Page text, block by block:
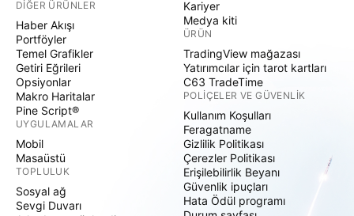
DIĞER ÜRÜNLER
Haber Akışı
Portföyler
Temel Grafikler
Getiri Eğrileri
Opsiyonlar
Makro Haritalar
Pine Script®
UYGULAMALAR
Mobil
Masaüstü
TOPLULUK
Sosyal ağ
Sevgi Duvarı
Kariyer
Medya kiti
ÜRÜN
TradingView mağazası
Yatırımcılar için tarot kartları
C63 TradeTime
POLIÇELER VE GÜVENLIK
Kullanım Koşulları
Feragatname
Gizlilik Politikası
Çerezler Politikası
Erişilebilirlik Beyanı
Güvenlik ipuçları
Hata Ödül programı